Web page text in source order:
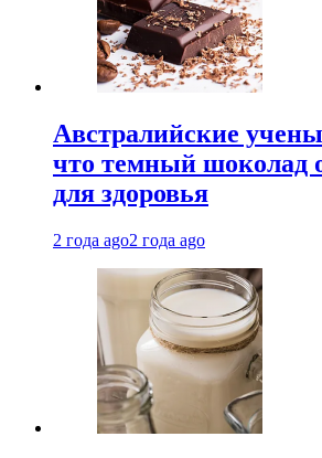
Австралийские
что темный шоколад
для здоровья
2 года ago2 года ago